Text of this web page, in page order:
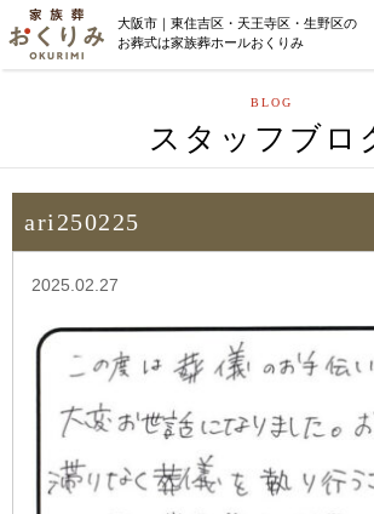
大阪市｜東住吉区・天王寺区・生野区の
お葬式は家族葬ホールおくりみ
BLOG
スタッフブロ
ari250225
2025.02.27